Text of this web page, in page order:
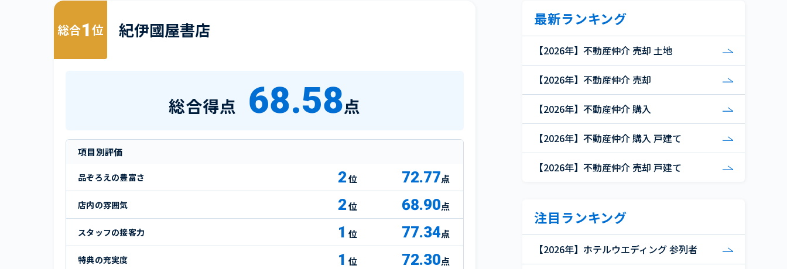
総合1位 紀伊國屋書店
総合得点 68.58点
項目別評価
品ぞろえの豊富さ 2 72.77点
店内の雰囲気 2 68.90点
スタッフの接客力 1 77.34点
特典の充実度 1 72.30点
最新ランキング
【2026年】不動産仲介 売却 土地
【2026年】不動産仲介 売却
【2026年】不動産仲介 購入
【2026年】不動産仲介 購入 戸建て
【2026年】不動産仲介 売却 戸建て
注目ランキング
【2026年】ホテルウエディング 参列者